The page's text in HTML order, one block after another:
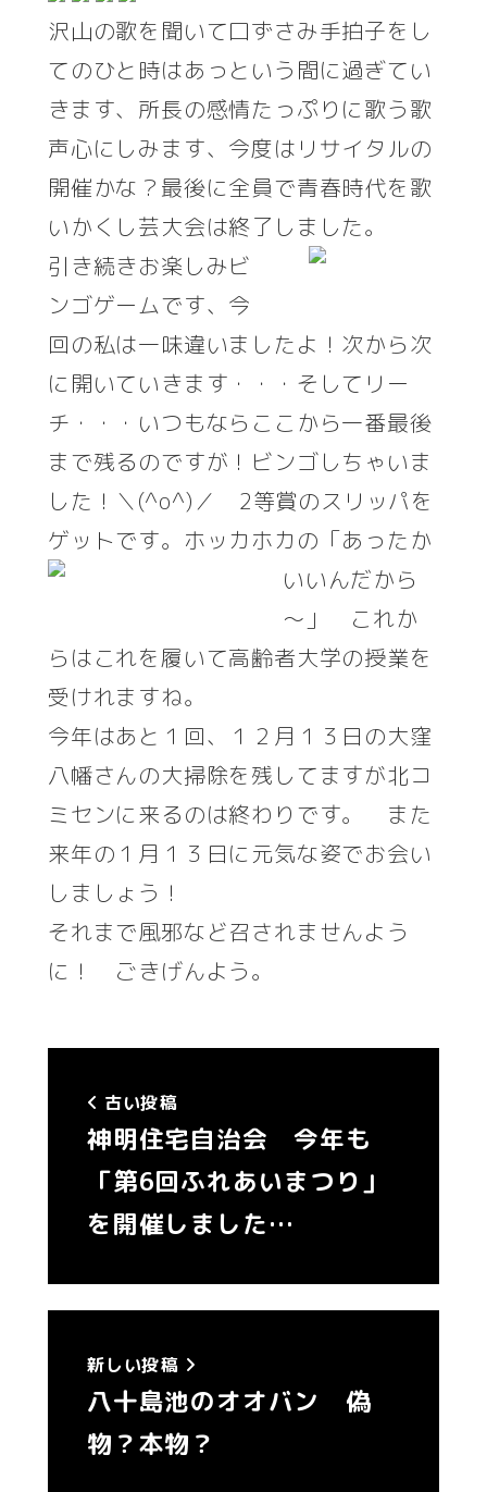
沢山の歌を聞いて口ずさみ手拍子をし
てのひと時はあっという間に過ぎてい
きます、所長の感情たっぷりに歌う歌
声心にしみます、今度はリサイタルの
開催かな？最後に全員で青春時代を歌
いかくし芸大会は終了しました。
引き続きお楽しみビ
ンゴゲームです、今
回の私は一味違いましたよ！次から次
に開いていきます・・・そしてリー
チ・・・いつもならここから一番最後
まで残るのですが！ビンゴしちゃいま
した！＼(^o^)／ 2等賞のスリッパを
ゲットです。ホッカホカの 「あったか
いいんだから
～」 これか
らはこれを履いて高齢者大学の授業を
受けれますね。
今年はあと１回、１２月１３日の大窪
八幡さんの大掃除を残してますが北コ
ミセンに来るのは終わりです。 また
来年の１月１３日に元気な姿でお会い
しましょう！
それまで風邪など召されませんよう
に！ ごきげんよう。
古い投稿
神明住宅自治会 今年も
「第6回ふれあいまつり」
を開催しました…
新しい投稿
八十島池のオオバン 偽
物？本物？